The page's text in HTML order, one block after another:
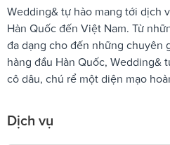
Wedding& tự hào mang tới dịch
Hàn Quốc đến Việt Nam. Từ
đa dạng cho đến những chuyên
hàng đầu Hàn Quốc, Wedding&
cô dâu, chú rể một diện mạo
Dịch vụ